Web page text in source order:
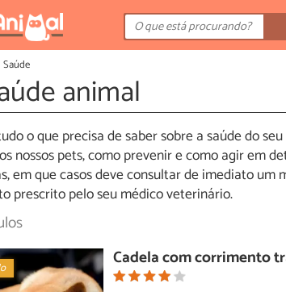
Saúde
animal
o que precisa de saber sobre a saúde do
nossos pets, como prevenir e como agir em
em que casos deve consultar de imediato
prescrito pelo seu médico veterinário.
Cadela com corrimento